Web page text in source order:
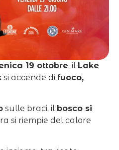
19 ottobre, il Lake
si accende di fuoco,
sulle braci, il bosco si
si riempie del calore